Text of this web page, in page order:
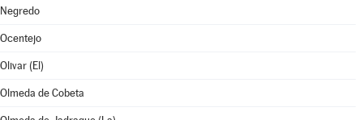
Negredo
Ocentejo
Olivar (El)
Olmeda de Cobeta